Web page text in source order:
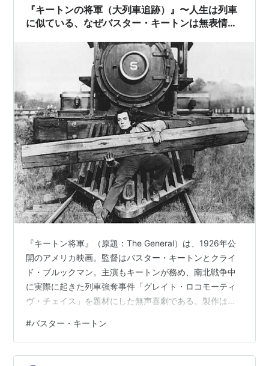
トリーでありますが、自分のことは調べても、そんなに
楽しくは ならないのでして、やはり…
『キートンの将軍（大列車追跡）』〜人生は列車
に似ている、なぜバスター・キートンは無表情な
『キートン将軍』（原題：The General）は、1926年公
開のアメリカ映画。監督はバスター・キートンとクライ
ド・ブルックマン。主演もキートンが務め、南北戦争中
に実際に起きた列車強奪事件「グレイト・ロコモーティ
ヴ・チェイス」を題材にした無声喜劇である。製作はユ
大規模な撮影で知られ、当時としては異例のスケールと
リアリズムを実現した。後年、批評家から「映画史上最
も美しいアクション映画」と称され、キートンの完璧な
#バスター・キートン